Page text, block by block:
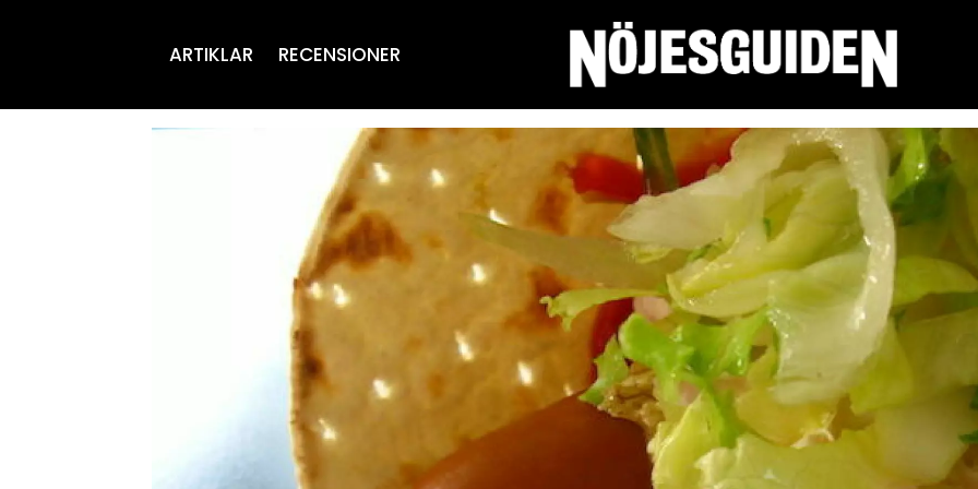
ARTIKLAR RECENSIONER